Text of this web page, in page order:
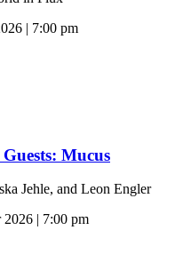
| 7:00 pm
Mucus
Jehle, and Leon Engler
| 7:00 pm